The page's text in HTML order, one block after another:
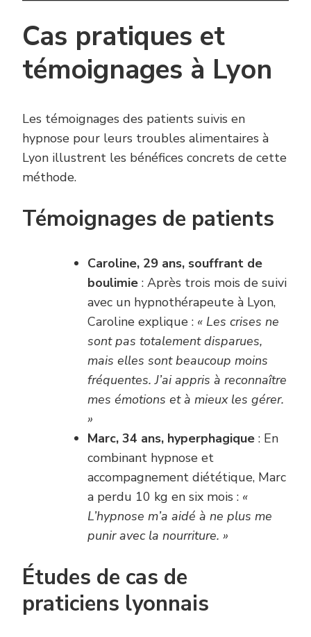
Cas pratiques et
témoignages à Lyon
Les témoignages des patients suivis en
hypnose pour leurs troubles alimentaires à
Lyon illustrent les bénéfices concrets de cette
méthode.
Témoignages de patients
Caroline, 29 ans, souffrant de
boulimie : Après trois mois de suivi
avec un hypnothérapeute à Lyon,
Caroline explique : « Les crises ne
sont pas totalement disparues,
mais elles sont beaucoup moins
fréquentes. J’ai appris à reconnaître
mes émotions et à mieux les gérer.
»
Marc, 34 ans, hyperphagique : En
combinant hypnose et
accompagnement diététique, Marc
a perdu 10 kg en six mois : «
L’hypnose m’a aidé à ne plus me
punir avec la nourriture. »
Études de cas de
praticiens lyonnais